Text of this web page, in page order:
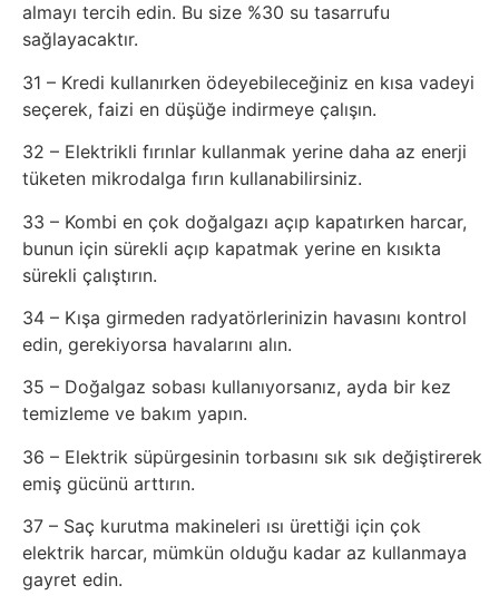
Komedi
Kültür
Sanat
Metaverse
Mobil
Müzik
Nft
Projeler
ve
Fikirler
almayı tercih edin. Bu size %30 su tasarrufu
sağlayacaktır.
31 – Kredi kullanırken ödeyebileceğiniz en kısa vadeyi
seçerek, faizi en düşüğe indirmeye çalışın.
32 – Elektrikli fırınlar kullanmak yerine daha az enerji
tüketen mikrodalga fırın kullanabilirsiniz.
33 – Kombi en çok doğalgazı açıp kapatırken harcar,
bunun için sürekli açıp kapatmak yerine en kısıkta
sürekli çalıştırın.
34 – Kışa girmeden radyatörlerinizin havasını kontrol
edin, gerekiyorsa havalarını alın.
35 – Doğalgaz sobası kullanıyorsanız, ayda bir kez
temizleme ve bakım yapın.
36 – Elektrik süpürgesinin torbasını sık sık değiştirerek
emiş gücünü arttırın.
37 – Saç kurutma makineleri ısı ürettiği için çok
elektrik harcar, mümkün olduğu kadar az kullanmaya
gayret edin.